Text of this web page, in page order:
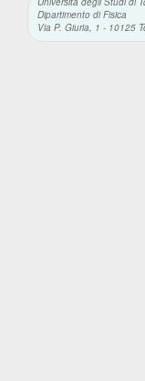
Dipartimento di Fisica
Via P. Giuria, 1 - 10125